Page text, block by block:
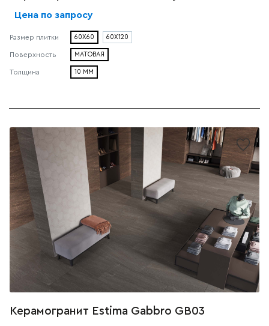
Цена по запросу
Размер плитки 60X60 60X120
Поверхность МАТОВАЯ
Толщина 10 ММ
Керамогранит Estima Gabbro GB03